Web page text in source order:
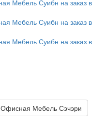
Офисная Мебель Сэчэри